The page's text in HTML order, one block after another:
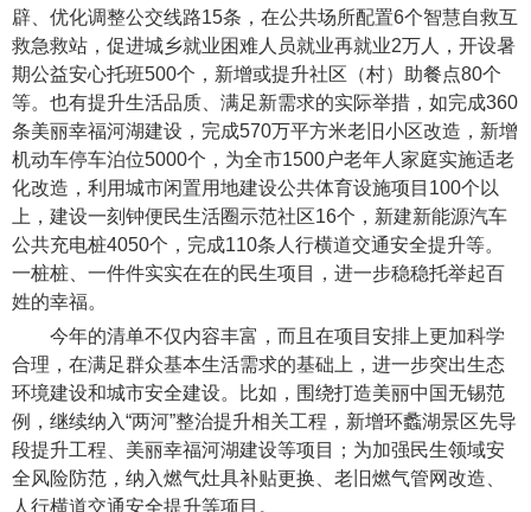
辟、优化调整公交线路15条，在公共场所配置6个智慧自救互
救急救站，促进城乡就业困难人员就业再就业2万人，开设暑
期公益安心托班500个，新增或提升社区（村）助餐点80个
等。也有提升生活品质、满足新需求的实际举措，如完成360
条美丽幸福河湖建设，完成570万平方米老旧小区改造，新增
机动车停车泊位5000个，为全市1500户老年人家庭实施适老
化改造，利用城市闲置用地建设公共体育设施项目100个以
上，建设一刻钟便民生活圈示范社区16个，新建新能源汽车
公共充电桩4050个，完成110条人行横道交通安全提升等。
一桩桩、一件件实实在在的民生项目，进一步稳稳托举起百
姓的幸福。
今年的清单不仅内容丰富，而且在项目安排上更加科学
合理，在满足群众基本生活需求的基础上，进一步突出生态
环境建设和城市安全建设。比如，围绕打造美丽中国无锡范
例，继续纳入“两河”整治提升相关工程，新增环蠡湖景区先导
段提升工程、美丽幸福河湖建设等项目；为加强民生领域安
全风险防范，纳入燃气灶具补贴更换、老旧燃气管网改造、
人行横道交通安全提升等项目。